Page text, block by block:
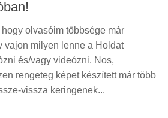
olvasóim többsége már
vajon milyen lenne a Holdat
és/vagy videózni. Nos,
rengeteg képet készített már több
vissza keringenek...